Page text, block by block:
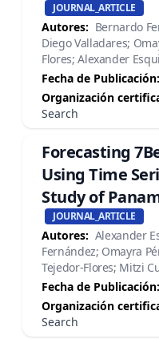
JOURNAL_ARTICLE
Autores: Bernardo
Diego Valladares;
Flores; Alexander
Fecha de Publicación:
Organización
Search
Forecasting
Using Time
Study of
JOURNAL_ARTICLE
Autores: Alexander
Fernández; Omayra
Tejedor-Flores; Mitzi
Fecha de Publicación:
Organización
Search